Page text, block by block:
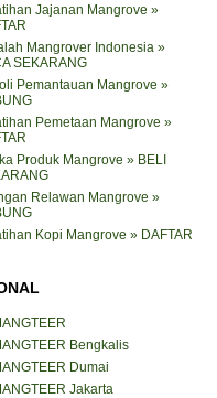
Jajanan Mangrove »
Mangrover Indonesia »
SEKARANG
Pemantauan Mangrove »
Pemetaan Mangrove »
Produk Mangrove » BELI
Relawan Mangrove »
Kopi Mangrove » DAFTAR
Bengkalis
Dumai
Jakarta